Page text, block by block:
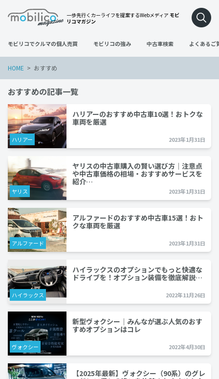
一歩先行くカーライフを提案するWebメディア モビ
リコマガジン
モビリコでクルマの個人売買 モビリコの強み 中古車検索 よくあるご
HOME おすすめ
おすすめの記事一覧
ハリアー
ハリアーのおすすめ中古車10選！おトクな
車両を厳選
2023年1月31日
ヤリス
ヤリスの中古車購入の賢い選び方｜注意点
や中古車価格の相場・おすすめサービスを
紹介…
2023年1月31日
アルファード
アルファードのおすすめ中古車15選！おト
クな車両を厳選
2023年1月31日
ハイラックス
ハイラックスのオプションでもっと快適な
ドライブを！オプション装備を徹底解説…
2022年11月26日
ヴォクシー
新型ヴォクシー｜みんなが選ぶ人気のおす
すめオプションはコレ
2022年4月30日
【2025年最新】ヴォクシー（90系）のグレ